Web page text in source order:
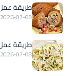
طريقة
2026-07-08
طريقة
2026-07-08